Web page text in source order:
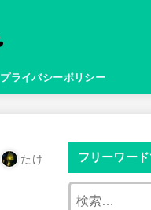
プライバシーポリシー
たけ フリーワー